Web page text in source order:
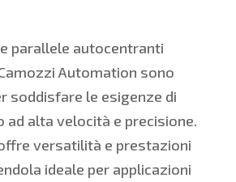
parallele autocentranti
Automation sono
soddisfare le esigenze di
ad alta velocità e precisione.
versatilità e prestazioni
ideale per applicazioni